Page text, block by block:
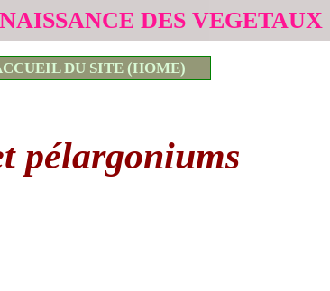
DES VEGETAUX
DU SITE (HOME)
pélargoniums